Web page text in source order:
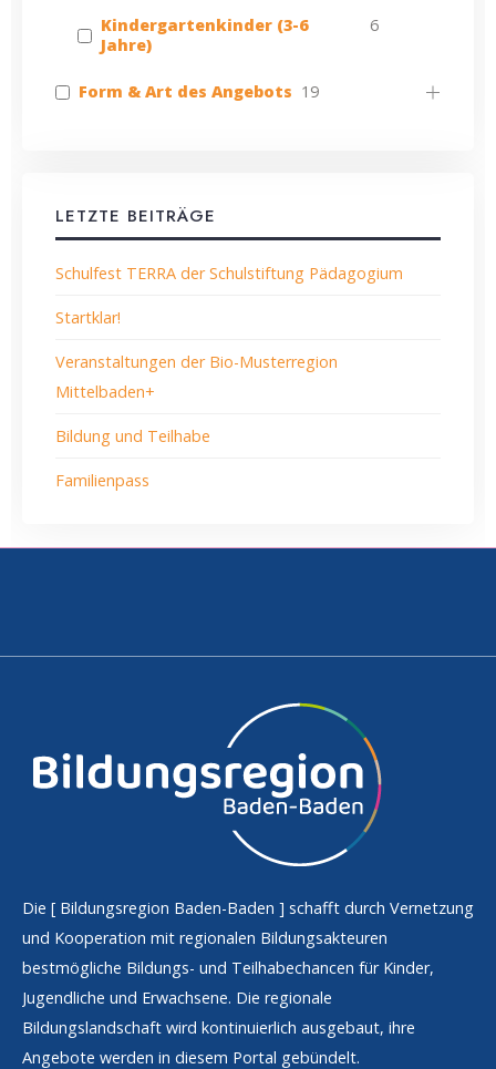
Kindergartenkinder (3-6
Jahre)
6
Form & Art des Angebots 19
LETZTE BEITRÄGE
Schulfest TERRA der Schulstiftung Pädagogium
Startklar!
Veranstaltungen der Bio-Musterregion
Mittelbaden+
Bildung und Teilhabe
Familienpass
Die [ Bildungsregion Baden-Baden ] schafft durch Vernetzung
und Kooperation mit regionalen Bildungsakteuren
bestmögliche Bildungs- und Teilhabechancen für Kinder,
Jugendliche und Erwachsene. Die regionale
Bildungslandschaft wird kontinuierlich ausgebaut, ihre
Angebote werden in diesem Portal gebündelt.